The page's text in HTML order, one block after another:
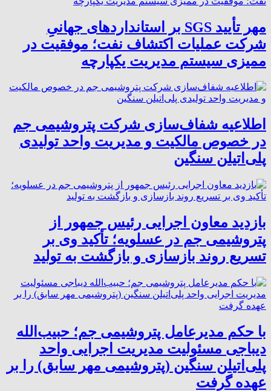
مهر تأیید SGS بر استانداردهای جهانیِ
شرکت عملیات اکتشاف نفت؛ موفقیت در
ممیزی سیستم مدیریت یکپارچه
اطلاعیه شفاف‌سازی شرکت پتروشیمی جم
در خصوص مالکیت و مدیریت واحد تولیدی
پلی‌اتیلن سنگین
بازدید معاون اجرایی رئیس جمهور از
پتروشیمی جم در عسلویه؛ تأکید وی بر
تسریع روند بازسازی و بازگشت به تولید
با حکم مدیرعامل پتروشیمی جم؛ حبیب‌الله
دیباجی مسئولیت مدیریت اجرایی واحد
پلی‌اتیلن سنگین (پتروشیمی مهر سابق) را بر
عهده گرفت